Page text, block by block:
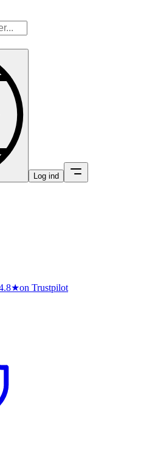
Log ind
★on Trustpilot